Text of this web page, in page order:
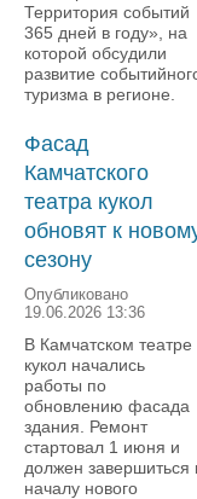
Территория событий
365 дней в году», на
которой обсудили
развитие
туризма в регионе.
Фасад
Камчатского
театра кукол
обновят к
сезону
Опубликовано
19.06.2026 13:36
В Камчатском театре
кукол начались
работы по
обновлению фасада
здания. Ремонт
стартовал 1 июня и
должен завершиться
началу нового